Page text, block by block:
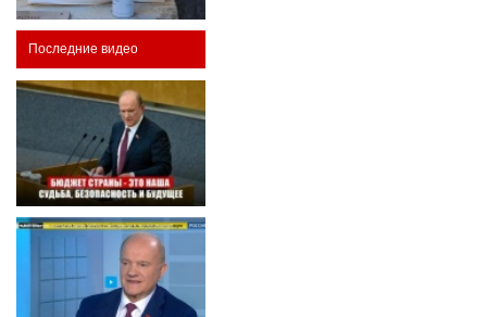
Последние видео